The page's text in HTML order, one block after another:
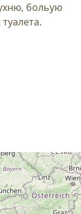
больую